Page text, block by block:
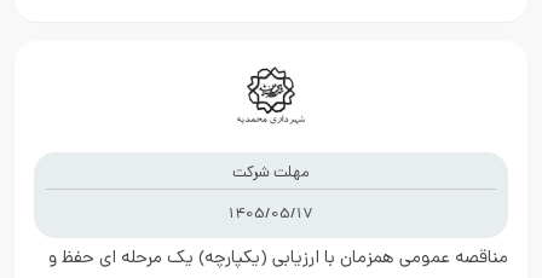
مهلت شرکت
1405/05/17
مناقصه عمومی همزمان با ارزیابی (یکپارچه) یک مرحله ای حفظ و